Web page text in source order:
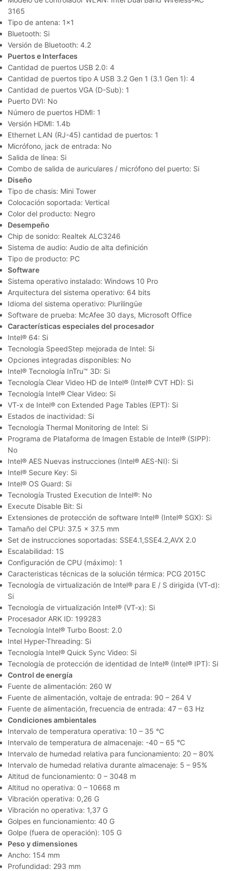
3165
Tipo de antena: 1×1
Bluetooth: Si
Versión de Bluetooth: 4.2
Puertos e Interfaces
Cantidad de puertos USB 2.0: 4
Cantidad de puertos tipo A USB 3.2 Gen 1 (3.1 Gen 1): 4
Cantidad de puertos VGA (D-Sub): 1
Puerto DVI: No
Número de puertos HDMI: 1
Versión HDMI: 1.4b
Ethernet LAN (RJ-45) cantidad de puertos: 1
Micrófono, jack de entrada: No
Salida de línea: Si
Combo de salida de auriculares / micrófono del puerto: Si
Diseño
Tipo de chasis: Mini Tower
Colocación soportada: Vertical
Color del producto: Negro
Desempeño
Chip de sonido: Realtek ALC3246
Sistema de audio: Audio de alta definición
Tipo de producto: PC
Software
Sistema operativo instalado: Windows 10 Pro
Arquitectura del sistema operativo: 64 bits
Idioma del sistema operativo: Plurilingüe
Software de prueba: McAfee 30 days, Microsoft Office
Características especiales del procesador
Intel® 64: Si
Tecnología SpeedStep mejorada de Intel: Si
Opciones integradas disponibles: No
Intel® Tecnología InTru™ 3D: Si
Tecnología Clear Video HD de Intel® (Intel® CVT HD): Si
Tecnología Intel® Clear Video: Si
VT-x de Intel® con Extended Page Tables (EPT): Si
Estados de inactividad: Si
Tecnología Thermal Monitoring de Intel: Si
Programa de Plataforma de Imagen Estable de Intel® (SIPP):
No
Intel® AES Nuevas instrucciones (Intel® AES-NI): Si
Intel® Secure Key: Si
Intel® OS Guard: Si
Tecnología Trusted Execution de Intel®: No
Execute Disable Bit: Si
Extensiones de protección de software Intel® (Intel® SGX): Si
Tamaño del CPU: 37.5 x 37.5 mm
Set de instrucciones soportadas: SSE4.1,SSE4.2,AVX 2.0
Escalabilidad: 1S
Configuración de CPU (máximo): 1
Caracteristicas técnicas de la solución térmica: PCG 2015C
Tecnología de virtualización de Intel® para E / S dirigida (VT-d):
Si
Tecnología de virtualización Intel® (VT-x): Si
Procesador ARK ID: 199283
Tecnología Intel® Turbo Boost: 2.0
Intel Hyper-Threading: Si
Tecnología Intel® Quick Sync Video: Si
Tecnología de protección de identidad de Intel® (Intel® IPT): Si
Control de energía
Fuente de alimentación: 260 W
Fuente de alimentación, voltaje de entrada: 90 – 264 V
Fuente de alimentación, frecuencia de entrada: 47 – 63 Hz
Condiciones ambientales
Intervalo de temperatura operativa: 10 – 35 °C
Intervalo de temperatura de almacenaje: -40 – 65 °C
Intervalo de humedad relativa para funcionamiento: 20 – 80%
Intervalo de humedad relativa durante almacenaje: 5 – 95%
Altitud de funcionamiento: 0 – 3048 m
Altitud no operativa: 0 – 10668 m
Vibración operativa: 0,26 G
Vibración no operativa: 1,37 G
Golpes en funcionamiento: 40 G
Golpe (fuera de operación): 105 G
Peso y dimensiones
Ancho: 154 mm
Profundidad: 293 mm